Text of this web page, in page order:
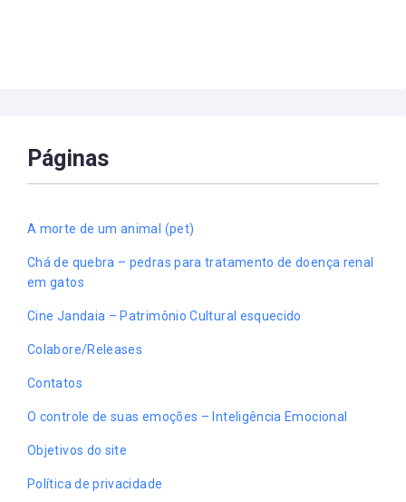
Páginas
A morte de um animal (pet)
Chá de quebra – pedras para tratamento de doença renal
em gatos
Cine Jandaia – Patrimônio Cultural esquecido
Colabore/Releases
Contatos
O controle de suas emoções – Inteligência Emocional
Objetivos do site
Política de privacidade